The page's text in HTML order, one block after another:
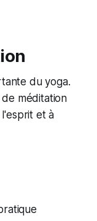
du yoga.
méditation
l'esprit et à